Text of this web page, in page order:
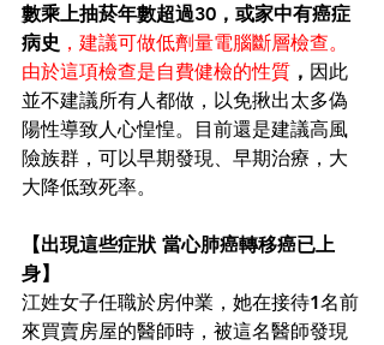
數乘上抽菸年數超過30，或家中有癌症
病史 ，建議可做低劑量電腦斷層檢查。
由於這項檢查是自費健檢的性質 ， 因此
並不建議所有人都做，以免揪出太多偽
陽性導致人心惶惶。目前還是建議高風
險族群，可以早期發現、早期治療，大
大降低致死率。
【出現這些症狀 當心肺癌轉移癌已上
身】
江姓女子任職於房仲業，她在接待1名前
來買賣房屋的醫師時，被這名醫師發現